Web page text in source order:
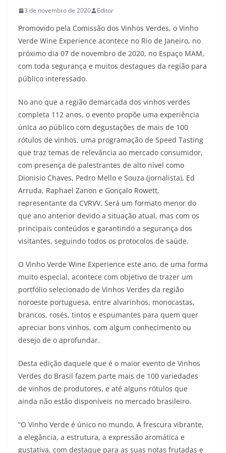
3 de novembro de 2020 Editor
Promovido pela Comissão dos Vinhos Verdes, o Vinho
Verde Wine Experience acontece no Rio de Janeiro, no
próximo dia 07 de novembro de 2020, no Espaço MAM,
com toda segurança e muitos destaques da região para
público interessado.
No ano que a região demarcada dos vinhos verdes
completa 112 anos, o evento propõe uma experiência
única ao público com degustações de mais de 100
rótulos de vinhos, uma programação de Speed Tasting
que traz temas de relevância ao mercado consumidor,
com presença de palestrantes de alto nível como
Dionisio Chaves, Pedro Mello e Souza (jornalista), Ed
Arruda, Raphael Zanon e Gonçalo Rowett,
representante da CVRVV. Será um formato menor do
que ano anterior devido a situação atual, mas com os
principais conteúdos e garantindo a segurança dos
visitantes, seguindo todos os protocolos de saúde.
O Vinho Verde Wine Experience este ano, de uma forma
muito especial, acontece com objetivo de trazer um
portfólio selecionado de Vinhos Verdes da região
noroeste portuguesa, entre alvarinhos, monocastas,
brancos, rosés, tintos e espumantes para quem quer
apreciar bons vinhos, com algum conhecimento ou
desejo de o aprofundar.
Desta edição daquele que é o maior evento de Vinhos
Verdes do Brasil fazem parte mais de 100 variedades
de vinhos de produtores, e até alguns rótulos que
ainda não estão disponíveis no mercado brasileiro.
“O Vinho Verde é único no mundo. A frescura vibrante,
a elegância, a estrutura, a expressão aromática e
gustativa, com destaque para as suas notas frutadas e